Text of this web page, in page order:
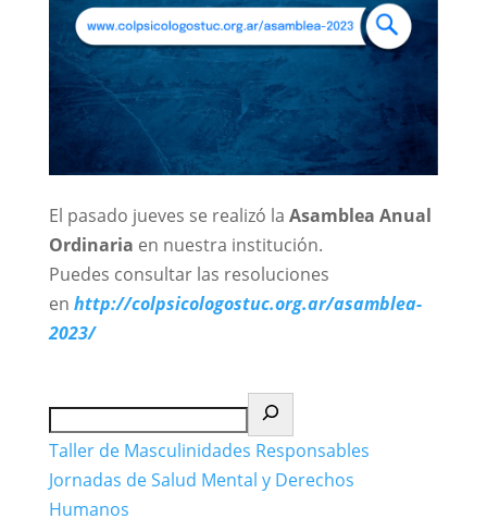
El pasado jueves se realizó la Asamblea Anual
Ordinaria en nuestra institución.
Puedes consultar las resoluciones
en http://colpsicologostuc.org.ar/asamblea-
2023/
Buscar
Taller de Masculinidades Responsables
Jornadas de Salud Mental y Derechos
Humanos